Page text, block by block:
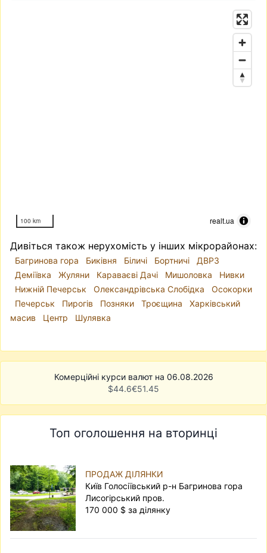
100 km realt.ua
Дивіться також нерухомість у інших мікрорайонах:
Багринова гора Биківня Біличі Бортничі
ДВРЗ
Деміївка
Жуляни Караваєві Дачі Мишоловка
Нивки
Нижній Печерськ
Олександрівська Слобідка
Осокорки
Печерськ
Пирогів Позняки Троєщина
Харківський
масив
Центр Шулявка
Комерційні курси валют на 06.08.2026
$44.6€51.45
Топ оголошення на вторинці
ПРОДАЖ ДІЛЯНКИ
Київ Голосіївський р-н Багринова гора
Лисогірський пров.
170 000 $ за ділянку